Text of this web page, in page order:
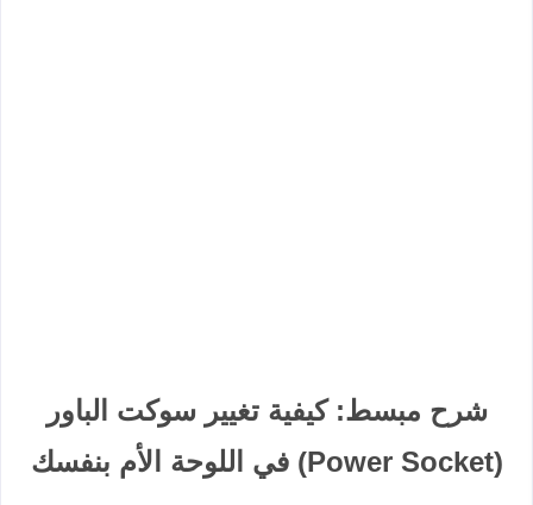
شرح مبسط: كيفية تغيير سوكت الباور
(Power Socket) في اللوحة الأم بنفسك